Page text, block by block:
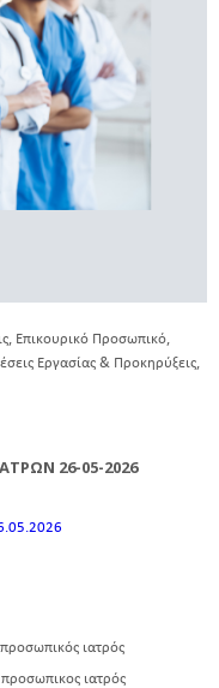
Επικουρικό Προσωπικό
Εργασίας & Προκηρύξεις
26-05-2026
ιατρός
ιατρός